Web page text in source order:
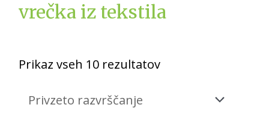
vrečka iz tekstila
Prikaz vseh 10 rezultatov